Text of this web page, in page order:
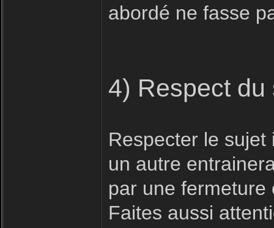
abordé ne fasse
4) Respect
Respecter le sujet
un autre
par une
Faites aussi